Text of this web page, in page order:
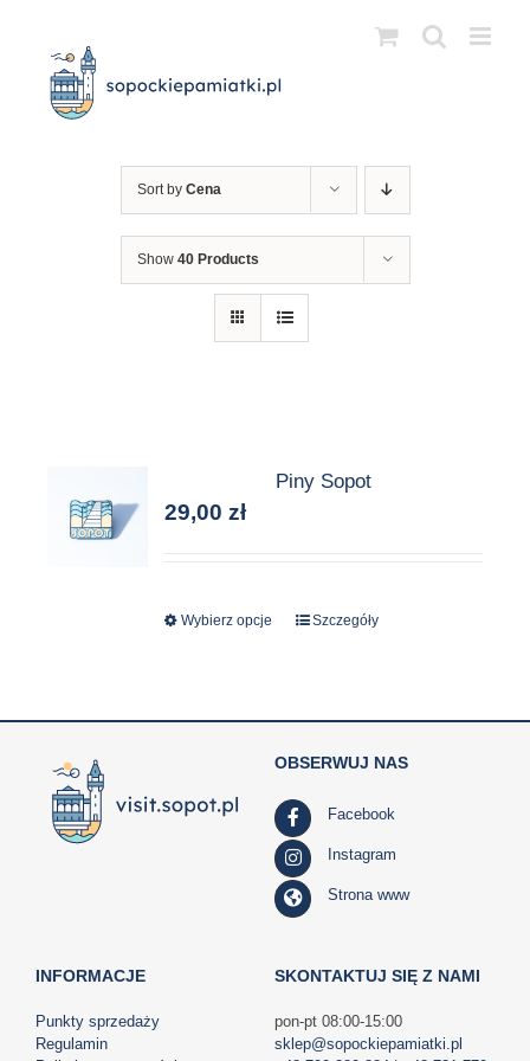
zawartości
Sort by Cena
Show 40 Products
Piny Sopot
29,00zł
Wybierz opcje
Ten
Opcje
wybrać
na
stronie
produktu
Szczegóły
INFORMACJE
Punkty sprzedaży
Regulamin
OBSERWUJ NAS
Facebook
Instagram
Strona www
SKONTAKTUJ SIĘ Z NAMI
pon-pt 08:00-15:00
sklep@sopockiepamiatki.pl